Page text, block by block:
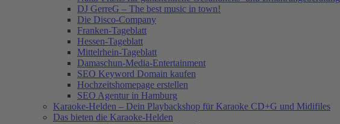
DJ GerreG – The best music in town!
Die Disco-Company
Franken-Tageblatt
Hessen-Tageblatt
Mittelrhein-Tageblatt
Damaschun-Media-Entertainment
SEO Keyword Domain kaufen
Hochzeitshomepage erstellen
SEO Agentur in Hamburg
Karaoke-Helden – Dein Playbackshop für Karaoke CD+G und Midifiles
Das bieten die Karaoke-Helden